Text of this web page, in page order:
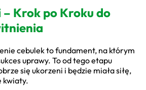
– Krok po Kroku do
cebulek to fundament, na którym
uprawy. To od tego etapu
się ukorzeni i będzie miała siłę,
kwiaty.